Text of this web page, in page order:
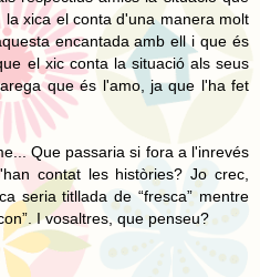
la xica el conta d'una manera molt
encantada amb ell i que és
el xic conta la situació als seus
que és l'amo, ja que l'ha fet
Que passaria si fora a l'inrevés
contat les històries? Jo crec,
seria titllada de “fresca” mentre
I vosaltres, que penseu?